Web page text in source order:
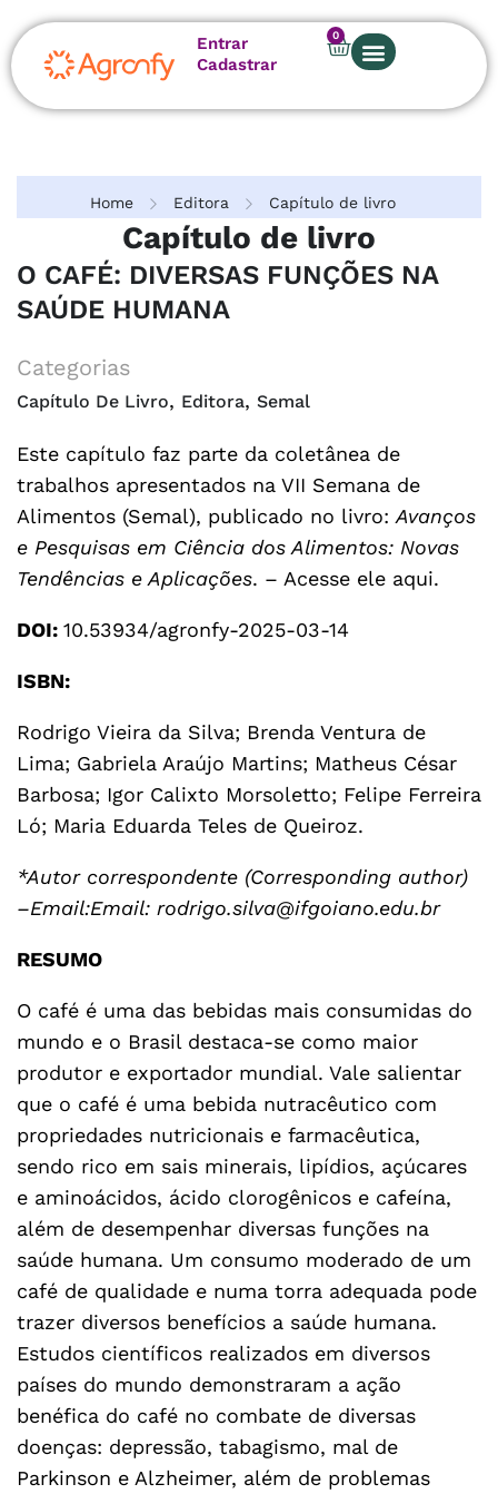
Entrar
Cadastrar
0
Home Editora Capítulo de livro
Capítulo de livro
O CAFÉ: DIVERSAS FUNÇÕES NA
SAÚDE HUMANA
Categorias
Capítulo De Livro, Editora, Semal
Este capítulo faz parte da coletânea de
trabalhos apresentados na VII Semana de
Alimentos (Semal), publicado no livro:Avanços
e Pesquisas em Ciência dos Alimentos: Novas
Tendências e Aplicações. – Acesse ele aqui.
DOI: 10.53934/agronfy-2025-03-14
ISBN:
Rodrigo Vieira da Silva; Brenda Ventura de
Lima; Gabriela Araújo Martins; Matheus César
Barbosa; Igor Calixto Morsoletto; Felipe Ferreira
Ló; Maria Eduarda Teles de Queiroz.
*Autor correspondente (Corresponding author)
–Email:Email: rodrigo.silva@ifgoiano.edu.br
RESUMO
O café é uma das bebidas mais consumidas do
mundo e o Brasil destaca-se como maior
produtor e exportador mundial. Vale salientar
que o café é uma bebida nutracêutico com
propriedades nutricionais e farmacêutica,
sendo rico em sais minerais, lipídios, açúcares
e aminoácidos, ácido clorogênicos e cafeína,
além de desempenhar diversas funções na
saúde humana. Um consumo moderado de um
café de qualidade e numa torra adequada pode
trazer diversos benefícios a saúde humana.
Estudos científicos realizados em diversos
países do mundo demonstraram a ação
benéfica do café no combate de diversas
doenças: depressão, tabagismo, mal de
Parkinson e Alzheimer, além de problemas